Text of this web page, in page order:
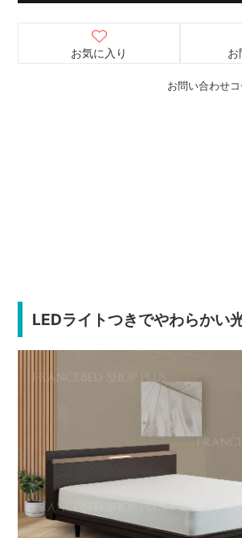
お問い合わせコ
お気に入り お
LEDライトつきでやわらかい